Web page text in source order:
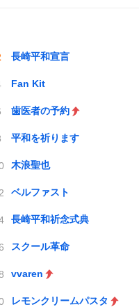
長崎平和宣言
Fan Kit
歯医者の予約
平和を祈ります
木浪聖也
ベルファスト
長崎平和祈念式典
スクール革命
vvaren
レモンクリームパスタ